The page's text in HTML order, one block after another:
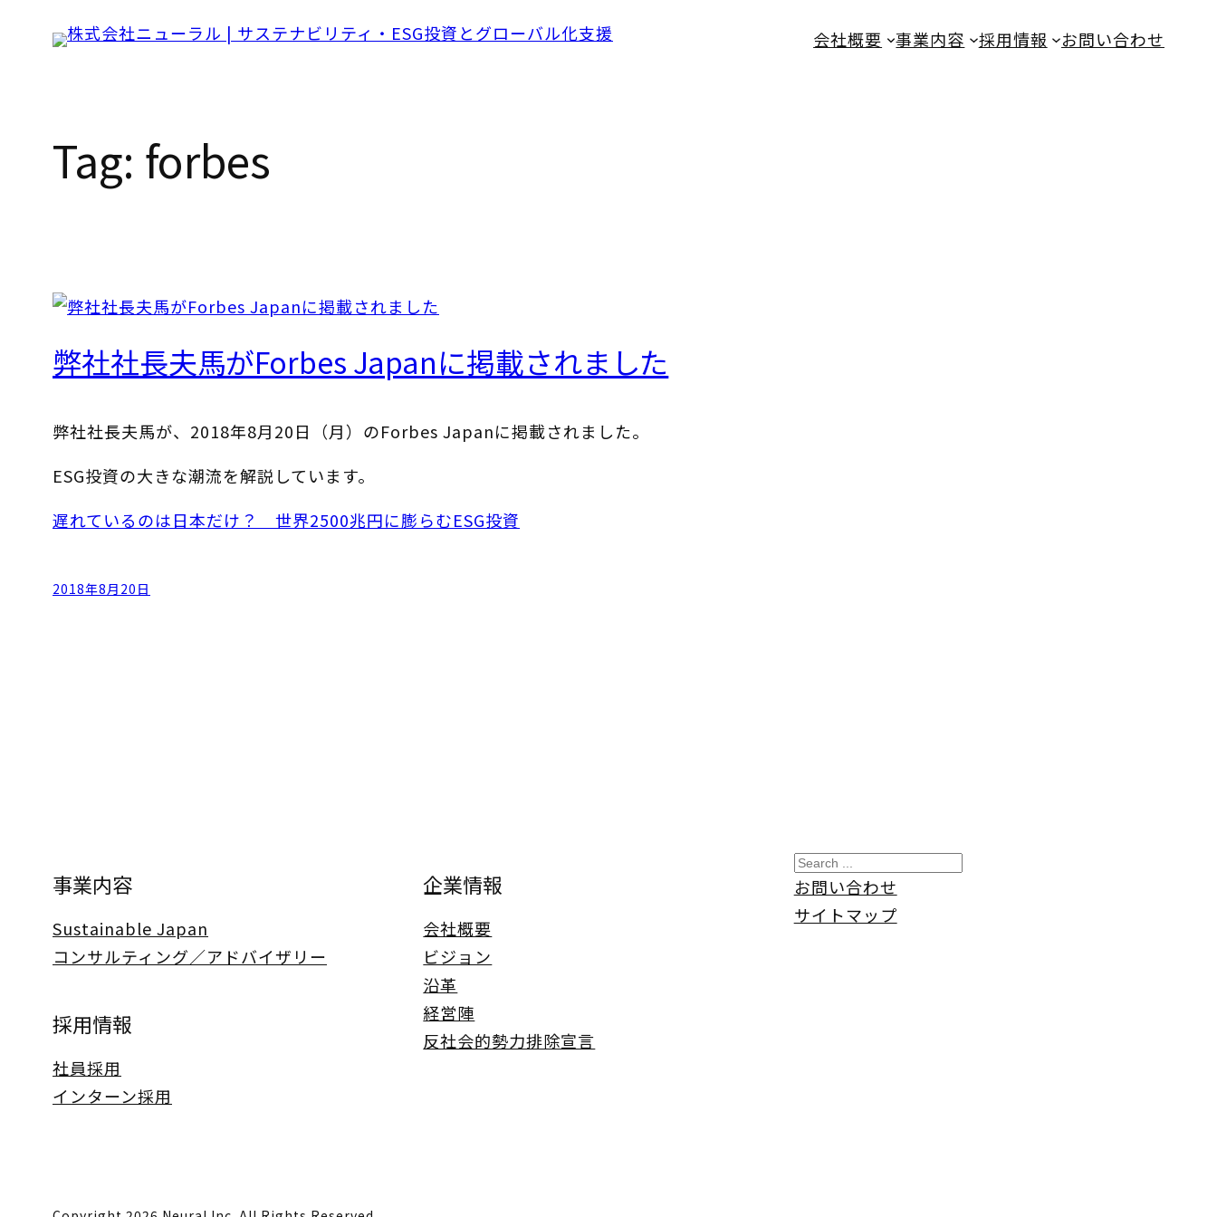
会社概要 事業内容 採用情報 お問い合わせ
Tag: forbes
弊社社長夫馬がForbes Japanに掲載されました
弊社社長夫馬が、2018年8月20日（月）のForbes Japanに掲載されました。
ESG投資の大きな潮流を解説しています。
遅れているのは日本だけ？ 世界2500兆円に膨らむESG投資
2018年8月20日
事業内容
Sustainable Japan
コンサルティング／アドバイザリー
採用情報
社員採用
インターン採用
企業情報
会社概要
ビジョン
沿革
経営陣
反社会的勢力排除宣言
S
e
a
お問い合わせ
サイトマップ